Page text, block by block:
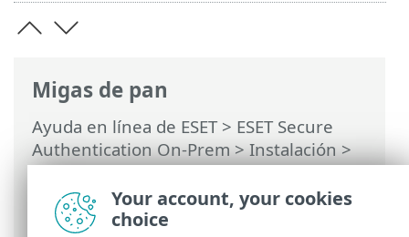
Migas de pan
Ayuda en línea de ESET> ESET Secure
Authentication On-Prem>Instalación>
Instalar el Authentication Server> Vista
de disponibilidad alta - modo
independiente
Your account, your cookies
choice